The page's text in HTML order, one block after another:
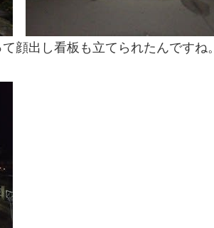
顔出し看板も立てられたんですね。